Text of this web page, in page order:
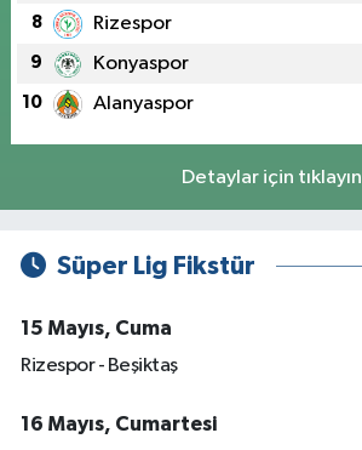
8 Rizespor
9 Konyaspor
10 Alanyaspor
Detaylar için tıklayın
Süper Lig Fikstür
15 Mayıs, Cuma
Rizespor - Beşiktaş
16 Mayıs, Cumartesi